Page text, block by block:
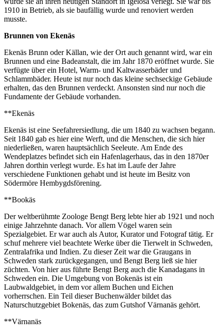
1910 in Betrieb, als sie baufällig wurde und renoviert werden
musste.
Brunnen von Ekenäs
Ekenäs Brunn oder Källan, wie der Ort auch genannt wird, war ein
Brunnen und eine Badeanstalt, die im Jahr 1870 eröffnet wurde. Sie
verfügte über ein Hotel, Warm- und Kaltwasserbäder und
Schlammbäder. Heute ist nur noch das kleine sechseckige Gebäude
erhalten, das den Brunnen verdeckt. Ansonsten sind nur noch die
Fundamente der Gebäude vorhanden.
**Ekenäs
Ekenäs ist eine Seefahrersiedlung, die um 1840 zu wachsen begann.
Seit 1840 gab es hier eine Werft, und die Menschen, die sich hier
niederließen, waren hauptsächlich Seeleute. Am Ende des
Wendeplatzes befindet sich ein Hafenlagerhaus, das in den 1870er
Jahren dorthin verlegt wurde. Es hat im Laufe der Jahre
verschiedene Funktionen gehabt und ist heute im Besitz von
Södermöre Hembygdsförening.
**Bookäs
Der weltberühmte Zoologe Bengt Berg lebte hier ab 1921 und noch
einige Jahrzehnte danach. Vor allem Vögel waren sein
Spezialgebiet. Er war auch als Autor, Kurator und Fotograf tätig. Er
schuf mehrere viel beachtete Werke über die Tierwelt in Schweden,
Zentralafrika und Indien. Zu dieser Zeit war die Graugans in
Schweden stark zurückgegangen, und Bengt Berg ließ sie hier
züchten. Von hier aus führte Bengt Berg auch die Kanadagans in
Schweden ein. Die Umgebung von Bokenäs ist ein
Laubwaldgebiet, in dem vor allem Buchen und Eichen
vorherrschen. Ein Teil dieser Buchenwälder bildet das
Naturschutzgebiet Bokenäs, das zum Gutshof Värnanäs gehört.
**Värnanäs